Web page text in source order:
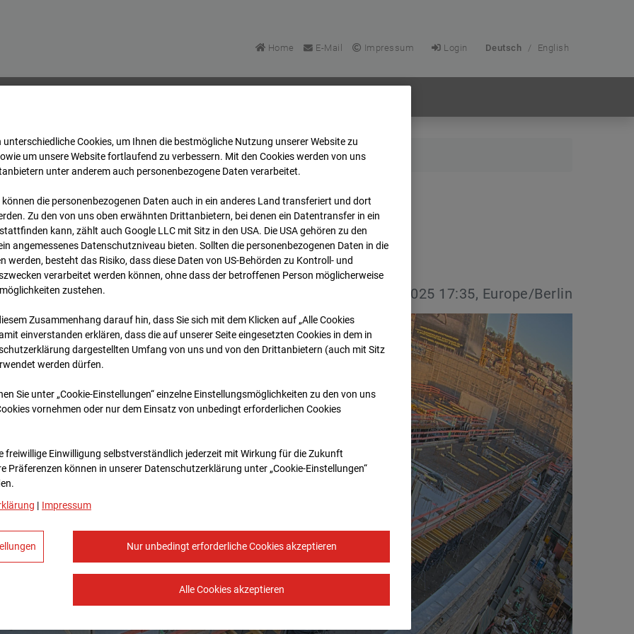
Home E-Mail Impressum Login Deutsch / English
-Cam5 Archiv 2025 03 04 17:35
-Cam5
04.03.2025 17:35, Europe/Berlin
unterschiedliche Cookies, um Ihnen die best­mögliche Nutzung unserer Website zu
um unsere Website fortlaufend zu verbessern. Mit den Cookies werden von uns
unter anderem auch personenbezogene Daten verarbeitet.
können die personenbezogenen Daten auch in ein anderes Land transferiert und dort
Zu den von uns oben erwähnten Drittanbietern, bei denen ein Datentransfer in ein
kann, zählt auch Google LLC mit Sitz in den USA. Die USA gehören zu den
angemessenes Datenschutzniveau bieten. Sollten die personenbezogenen Daten in die
werden, besteht das Risiko, dass diese Daten von US-Behörden zu Kontroll- und
verarbeitet werden können, ohne dass der betroffenen Person möglicherweise
zustehen.
Zusammenhang darauf hin, dass Sie sich mit dem Klicken auf „Alle Cookies
ein­ver­standen erklären, dass die auf unserer Seite eingesetzten Cookies in dem in
dargestellten Umfang von uns und von den Drittanbietern (auch mit Sitz
werden dürfen.
Sie unter „Cookie-Einstellungen“ einzelne Einstellungsmöglichkeiten zu den von uns
vornehmen oder nur dem Einsatz von unbedingt erforderlichen Cookies
freiwillige Einwilligung selbstverständlich jederzeit mit Wirkung für die Zukunft
Prä­fe­renzen können in unserer Datenschutzerklärung unter „Cookie-Einstellungen“
| Impressum
Nur unbedingt erforderliche Cookies akzeptieren
Alle Cookies akzeptieren